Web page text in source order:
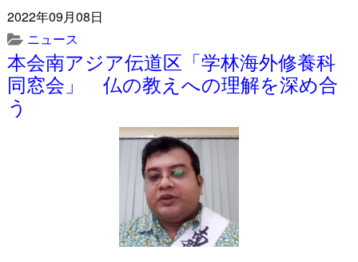
2022年09月08日
ニュース
本会南アジア伝道区「学林海外修養科
同窓会」 仏の教えへの理解を深め合
う